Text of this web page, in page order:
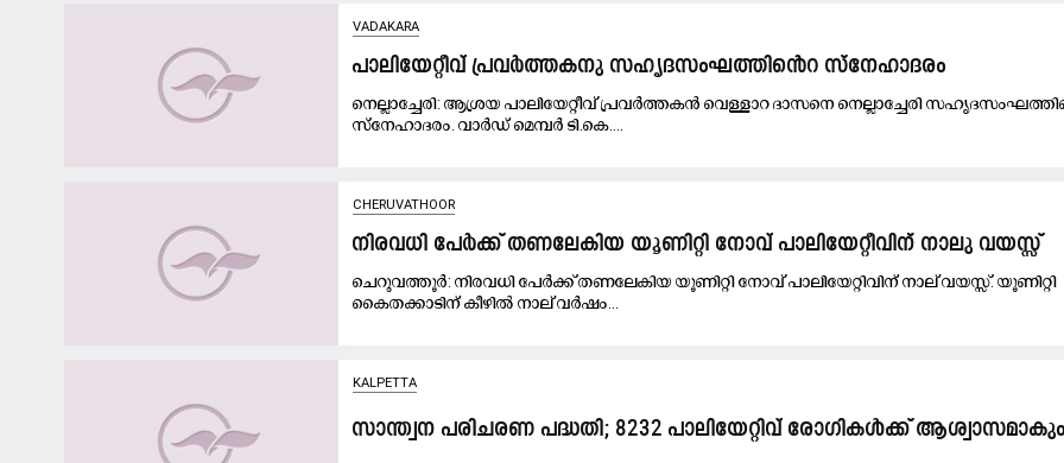
VADAKARA
പാലിയേറ്റീവ് പ്രവർത്തകനു സഹൃദസംഘത്തി​െൻറ സ്നേഹാദരം
നെല്ലാച്ചേരി: ആശ്രയ പാലിയേറ്റീവ് പ്രവർത്തകൻ വെള്ളാറ ദാസനെ നെല്ലാച്ചേരി
സ്നേഹാദരം. വാർഡ് മെമ്പർ ടി.കെ....
CHERUVATHOOR
നിരവധി പേർക്ക് തണലേകിയ യൂണിറ്റി നോവ് പാലിയേറ്റീവിന് നാലു വയസ്സ്
ചെറുവത്തൂർ: നിരവധി പേർക്ക് തണലേകിയ യൂണിറ്റി നോവ് പാലിയേറ്റിവിന് നാല് വയസ്സ്. യൂണിറ്റി
കൈതക്കാടിന് കീഴിൽ നാല് വർഷം...
KALPETTA
സാന്ത്വന പരിചരണ പദ്ധതി; 8232 പാലിയേറ്റിവ് രോഗികള്‍ക്ക്